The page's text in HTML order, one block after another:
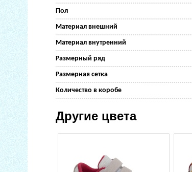
Пол
Материал внешний
Материал внутренний
Размерный ряд
Размерная сетка
Количество в коробе
Другие цвета